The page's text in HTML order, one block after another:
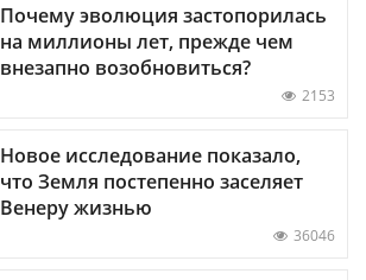
Почему эволюция застопорилась
на миллионы лет, прежде чем
внезапно возобновиться?
2153
Новое исследование показало,
что Земля постепенно заселяет
Венеру жизнью
36046